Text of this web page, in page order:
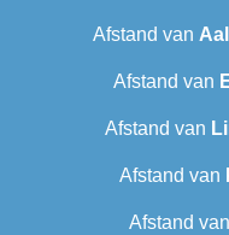
Afstand van
Afstand van
Afstand van
Afstand van
Afstand van